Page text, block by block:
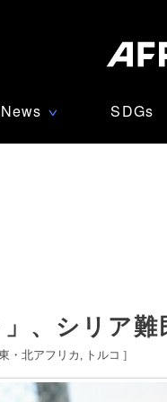
News ∨ SDGs
、シリア難
・北アフリカ トルコ ]